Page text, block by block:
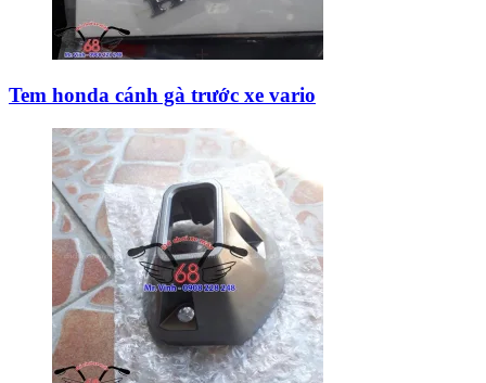
Tem honda cánh gà trước xe vario